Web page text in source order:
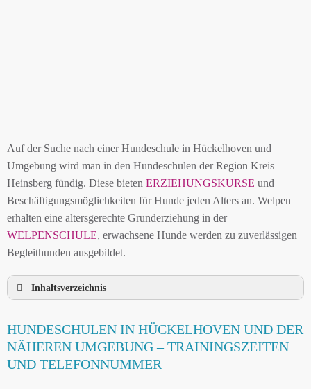
Auf der Suche nach einer Hundeschule in Hückelhoven und
Umgebung wird man in den Hundeschulen der Region Kreis
Heinsberg fündig. Diese bieten ERZIEHUNGSKURSE und
Beschäftigungsmöglichkeiten für Hunde jeden Alters an. Welpen
erhalten eine altersgerechte Grunderziehung in der
WELPENSCHULE, erwachsene Hunde werden zu zuverlässigen
Begleithunden ausgebildet.
Inhaltsverzeichnis
UMGEBUNG
HUNDESCHULEN IN HÜCKELHOVEN UND DER
HUNDESCHULEN IN HÜCKELHOVEN UND DER
NÄHEREN UMGEBUNG – TRAININGSZEITEN
UND TELEFONNUMMER